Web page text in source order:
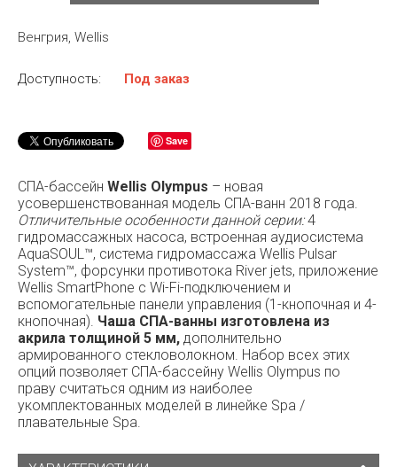
Венгрия, Wellis
Доступность: Под заказ
Save
СПА-бассейн Wellis Olympus – новая
усовершенствованная модель СПА-ванн 2018 года.
Отличительные особенности данной серии:4
гидромассажных насоса, встроенная аудиосистема
AquaSOUL™, система гидромассажа Wellis Pulsar
System™, форсунки противотока River jets, приложение
Wellis SmartPhone с Wi-Fi-подключением и
вспомогательные панели управления (1-кнопочная и 4-
кнопочная). Чаша СПА-ванны изготовлена из
акрила толщиной 5 мм, дополнительно
армированного стекловолокном. Набор всех этих
опций позволяет СПА-бассейну Wellis Olympus по
праву считаться одним из наиболее
укомплектованных моделей в линейке Spa /
плавательные Spa.